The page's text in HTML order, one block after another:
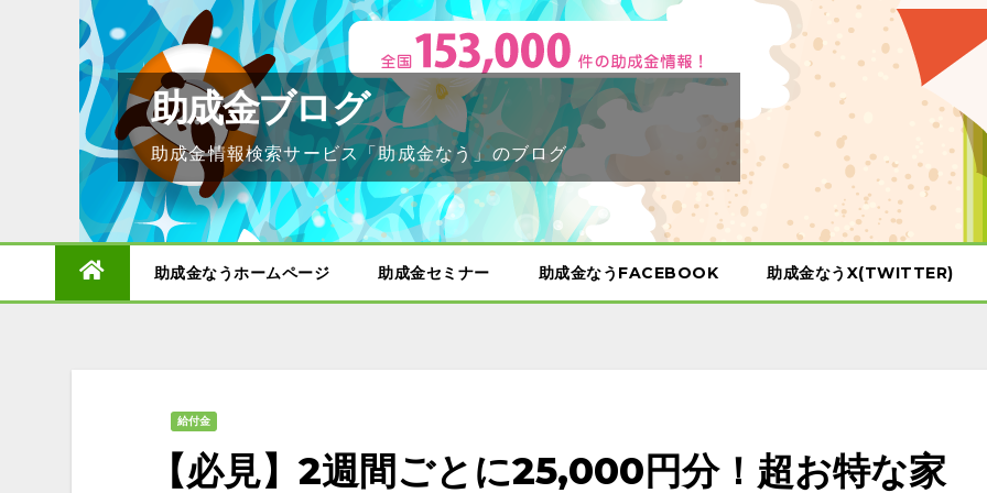
助成金ブログ
助成金情報検索サービス「助成金なう」のブログ
助成金なうホームページ 助成金セミナー 助成金なうFACEBOOK 助成金なうX(TWITTER)
給付金
【必見】2週間ごとに25,000円分！超お特な家